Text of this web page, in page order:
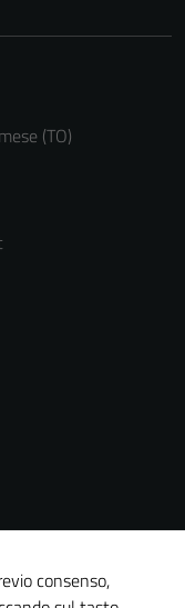
(TO)
consenso,
cookie